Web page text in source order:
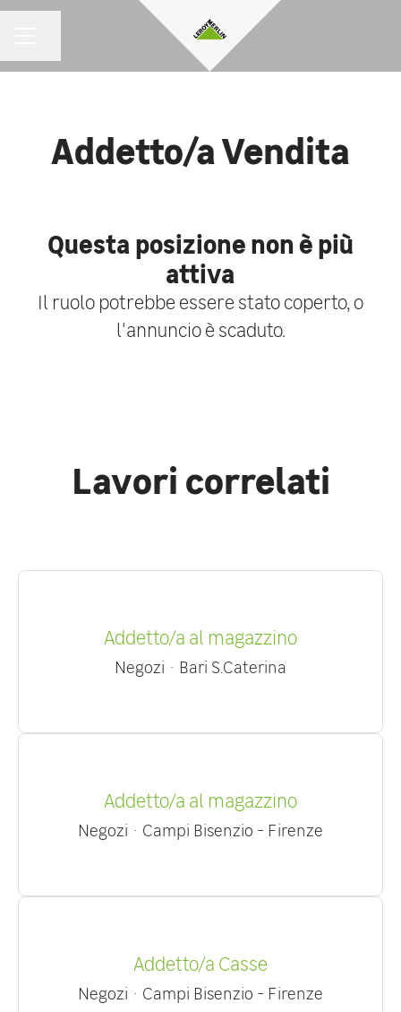
Addetto/a Vendita
Questa posizione non è più
attiva
Il ruolo potrebbe essere stato coperto, o
l'annuncio è scaduto.
Lavori correlati
Addetto/a al magazzino
Negozi · Bari S.Caterina
Addetto/a al magazzino
Negozi · Campi Bisenzio - Firenze
Addetto/a Casse
Negozi · Campi Bisenzio - Firenze